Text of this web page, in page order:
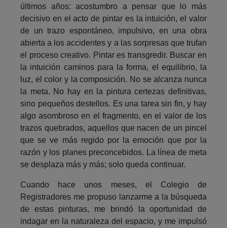
últimos años: acostumbro a pensar que lo más
decisivo en el acto de pintar es la intuición, el valor
de un trazo espontáneo, impulsivo, en una obra
abierta a los accidentes y a las sorpresas que trufan
el proceso creativo. Pintar es transgredir. Buscar en
la intuición caminos para la forma, el equilibrio, la
luz, el color y la composición. No se alcanza nunca
la meta. No hay en la pintura certezas definitivas,
sino pequeños destellos. Es una tarea sin fin, y hay
algo asombroso en el fragmento, en el valor de los
trazos quebrados, aquellos que nacen de un pincel
que se ve más regido por la emoción que por la
razón y los planes preconcebidos. La línea de meta
se desplaza más y más; solo queda continuar.
Cuando hace unos meses, el Colegio de
Registradores me propuso lanzarme a la búsqueda
de estas pinturas, me brindó la oportunidad de
indagar en la naturaleza del espacio, y me impulsó